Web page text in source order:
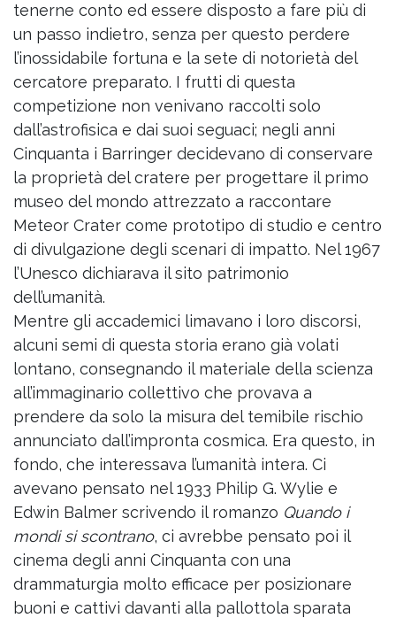
tenerne conto ed essere disposto a fare più di
un passo indietro, senza per questo perdere
l’inossidabile fortuna e la sete di notorietà del
cercatore preparato. I frutti di questa
competizione non venivano raccolti solo
dall’astrofisica e dai suoi seguaci; negli anni
Cinquanta i Barringer decidevano di conservare
la proprietà del cratere per progettare il primo
museo del mondo attrezzato a raccontare
Meteor Crater come prototipo di studio e centro
di divulgazione degli scenari di impatto. Nel 1967
l’Unesco dichiarava il sito patrimonio
dell’umanità.
Mentre gli accademici limavano i loro discorsi,
alcuni semi di questa storia erano già volati
lontano, consegnando il materiale della scienza
all’immaginario collettivo che provava a
prendere da solo la misura del temibile rischio
annunciato dall’impronta cosmica. Era questo, in
fondo, che interessava l’umanità intera. Ci
avevano pensato nel 1933 Philip G. Wylie e
Edwin Balmer scrivendo il romanzo Quando i
mondi si scontrano, ci avrebbe pensato poi il
cinema degli anni Cinquanta con una
drammaturgia molto efficace per posizionare
buoni e cattivi davanti alla pallottola sparata